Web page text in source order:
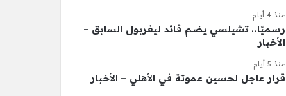
منذ 4 أيام
رسميًا.. تشيلسي يضم قائد ليفربول السابق –
الأخبار
منذ 5 أيام
قرار عاجل لحسين عموتة في الأهلي – الأخبار